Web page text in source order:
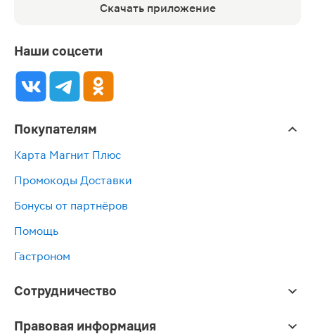
Скачать приложение
Наши соцсети
Покупателям
Карта Магнит Плюс
Промокоды Доставки
Бонусы от партнёров
Помощь
Гастроном
Сотрудничество
Правовая информация